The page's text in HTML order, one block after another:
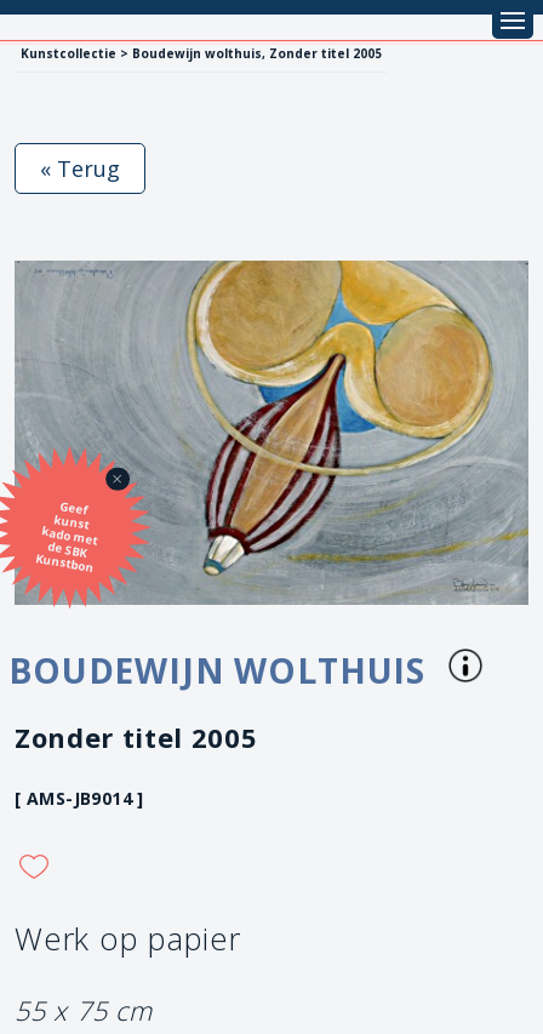
Kunstcollectie > Boudewijn wolthuis, Zonder titel 2005
Geef
kunst
kado met
de SBK
Kunstbon
« Terug
BOUDEWIJN WOLTHUIS
Zonder titel 2005
[ AMS-JB9014 ]
Werk op papier
55 x 75 cm